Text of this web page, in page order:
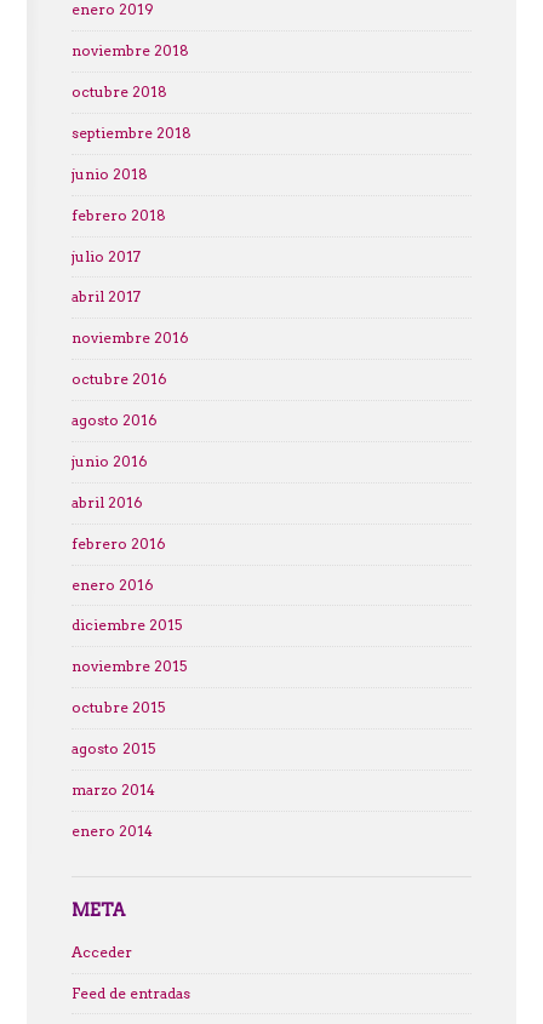
enero 2019
noviembre 2018
octubre 2018
septiembre 2018
junio 2018
febrero 2018
julio 2017
abril 2017
noviembre 2016
octubre 2016
agosto 2016
junio 2016
abril 2016
febrero 2016
enero 2016
diciembre 2015
noviembre 2015
octubre 2015
agosto 2015
marzo 2014
enero 2014
META
Acceder
Feed de entradas